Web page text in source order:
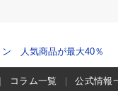
ン 人気商品が最大40％
コラム一覧 公式情報